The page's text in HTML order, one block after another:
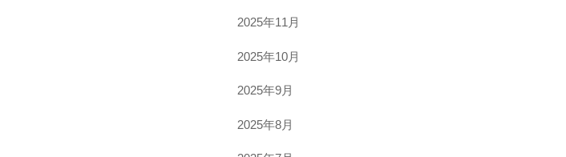
2025年11月
2025年10月
2025年9月
2025年8月